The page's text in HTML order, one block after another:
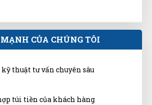
1 năm trước)
được, phù hợp với giá tiền.
CỦA CHÚNG TÔI
thuật tư vấn chuyên sâu
túi tiền của khách hàng